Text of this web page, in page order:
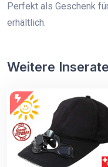
Perfekt als Geschenk
erhältlich.
Weitere Inserate